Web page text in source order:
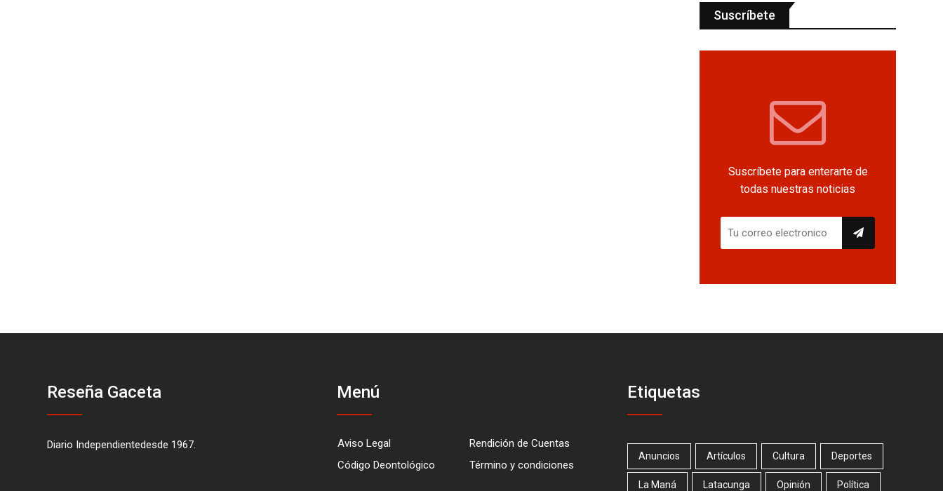
Suscríbete
Suscríbete para enterarte de
todas nuestras noticias
Reseña Gaceta
Diario Independientedesde 1967.
Menú
Aviso Legal
Rendición de Cuentas
Código Deontológico
Término y condiciones
Etiquetas
Anuncios Artículos Cultura Deportes
La Maná Latacunga Opinión Política